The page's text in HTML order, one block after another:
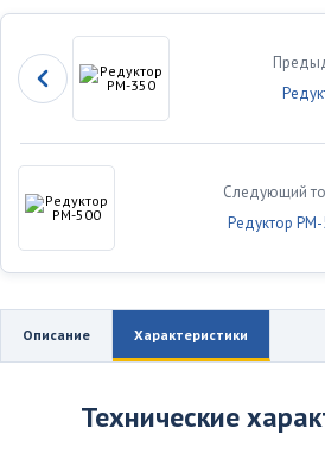
Следующий
Редуктор
Описание Характеристики
Технические